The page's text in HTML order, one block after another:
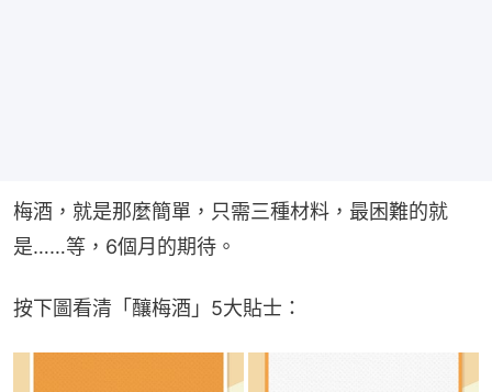
梅酒，就是那麼簡單，只需三種材料，最困難的就
是……等，6個月的期待。
按下圖看清「釀梅酒」5大貼士：